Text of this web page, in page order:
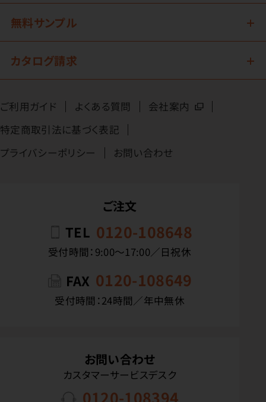
無料サンプル
カタログ請求
ご利用ガイド よくある質問
会社案内
特定商取引法に基づく表記
プライバシーポリシー
お問い合わせ
ご注文
TEL 0120-108648
受付時間：9:00〜17:00／日祝休
FAX 0120-108649
受付時間：24時間／年中無休
お問い合わせ
カスタマーサービスデスク
0120-108394